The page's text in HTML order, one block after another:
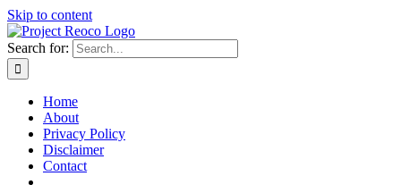
Skip to content
Search for:
Home
About
Privacy Policy
Disclaimer
Contact